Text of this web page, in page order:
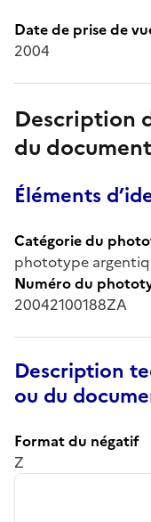
Date de prise de
2004
Description
du
Éléments
Catégorie du
phototype
Numéro du
20042100188ZA
Description
ou du
Format du négatif
Z